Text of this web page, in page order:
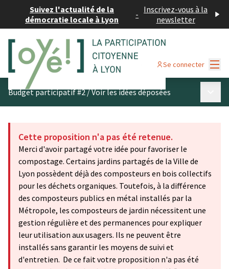
Suivez l'actualité de la
démocratie locale à Lyon
- Inscrivez-vous à la
newsletter
Se connecter
Budget participatif #2/Voir les idées déposées
Cette proposition n'a pas été retenue.
Merci d'avoir partagé votre idée pour favoriser le
compostage. Certains jardins partagés de la Ville de
Lyon possèdent déjà des composteurs en bois collectifs
pour les déchets organiques. Toutefois, à la différence
des composteurs publics en métal installés par la
Métropole, les composteurs de jardin nécessitent une
gestion régulière et des permanences pour expliquer
leur utilisation aux usagers. Ils ne peuvent être
installés sans garantir les moyens de suivi et
d'entretien. De ce fait votre proposition n'a pas été